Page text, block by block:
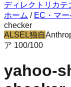
ディレクトリ カテ
ホーム / EC・マ
checker
ALSEL独自
ア 100/100
yahoo-